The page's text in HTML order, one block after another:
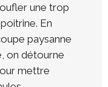
une trop
En
paysanne
on détourne
mettre